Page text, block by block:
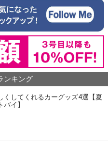
ンキング
くしてくれるカーグッズ4選【夏
イ】